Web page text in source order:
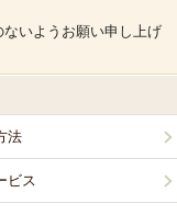
いようお願い申し上げ
法
ビス